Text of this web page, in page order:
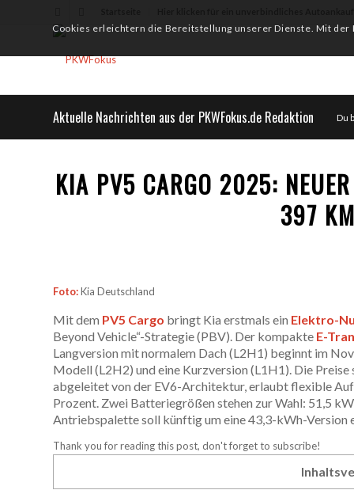
Aktuelle Nachrichten aus der PKWFokus.de Redaktion Du
KIA PV5 CARGO 2025:
397
Foto:Kia Deutschland
Mit dem PV5 Cargo bringt Kia erstmals ein Elektro-
Beyond Vehicle“-Strategie (PBV). Der kompakte E-
Langversion mit normalem Dach (L2H1) beginnt im
Modell (L2H2) und eine Kurzversion (L1H1). Die
abgeleitet von der EV6-Architektur, erlaubt flexible
Prozent. Zwei Batteriegrößen stehen zur Wahl: 51,5
Antriebspalette soll künftig um eine 43,3-kWh-Version
Thank you for reading this post, don't forget to subscribe!
Cookies erleichtern die Bereitstellung unserer Dienste. Mit der